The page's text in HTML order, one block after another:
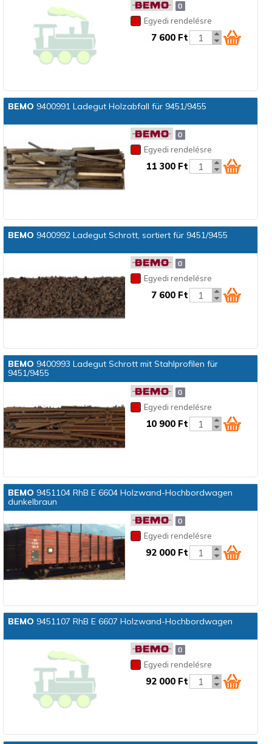
Egyedi rendelésre
7 600 Ft
BEMO 9400991 Ladegut Holzabfall für 9451/9455
Egyedi rendelésre
11 300 Ft
BEMO 9400992 Ladegut Schrott, sortiert für 9451/9455
Egyedi rendelésre
7 600 Ft
BEMO 9400993 Ladegut Schrott mit Stahlprofilen für
9451/9455
Egyedi rendelésre
10 900 Ft
BEMO 9451104 RhB E 6604 Holzwand-Hochbordwagen
dunkelbraun
Egyedi rendelésre
92 000 Ft
BEMO 9451107 RhB E 6607 Holzwand-Hochbordwagen
Egyedi rendelésre
92 000 Ft